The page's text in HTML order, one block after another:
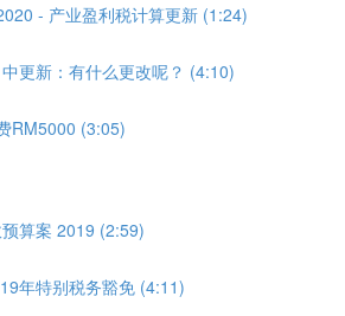
- 产业盈利税计算更新 (1:24)
更新：有什么更改呢？ (4:10)
RM5000 (3:05)
算案 2019 (2:59)
年特别税务豁免 (4:11)